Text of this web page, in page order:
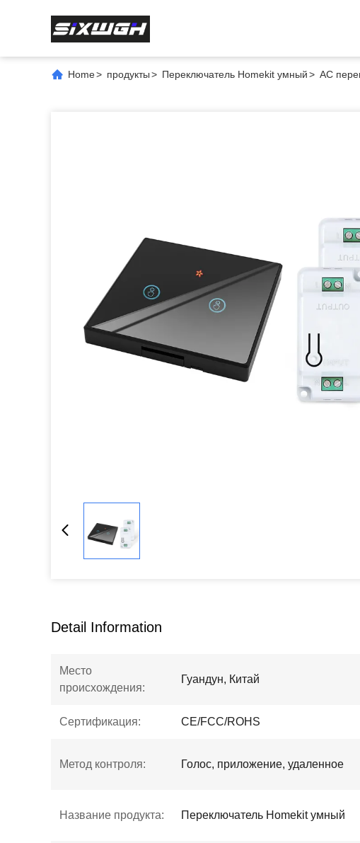
Home> продукты> Переключатель Homekit умный> AC
Detail Information
Место
происхождения:
Гуандун, Китай
Сертификация: CE/FCC/ROHS
Метод контроля: Голос, приложение, удаленное
Название продукта: Переключатель Homekit умный